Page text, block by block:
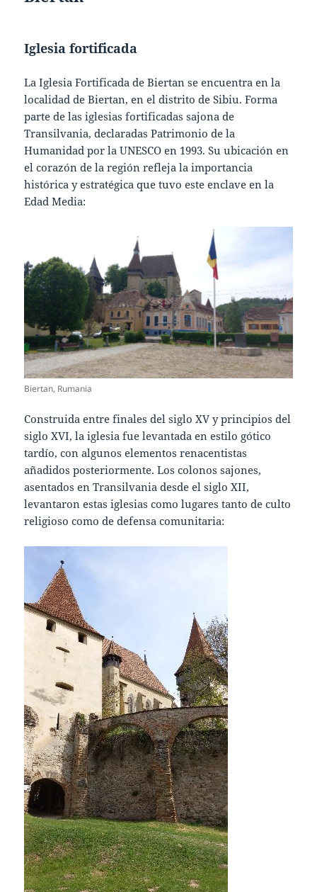
Iglesia fortificada
La Iglesia Fortificada de Biertan se encuentra en la
localidad de Biertan, en el distrito de Sibiu. Forma
parte de las iglesias fortificadas sajona de
Transilvania, declaradas Patrimonio de la
Humanidad por la UNESCO en 1993. Su ubicación en
el corazón de la región refleja la importancia
histórica y estratégica que tuvo este enclave en la
Edad Media:
Biertan, Rumania
Construida entre finales del siglo XV y principios del
siglo XVI, la iglesia fue levantada en estilo gótico
tardío, con algunos elementos renacentistas
añadidos posteriormente. Los colonos sajones,
asentados en Transilvania desde el siglo XII,
levantaron estas iglesias como lugares tanto de culto
religioso como de defensa comunitaria: